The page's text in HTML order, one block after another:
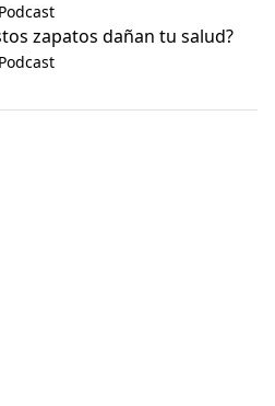
zapatos dañan tu salud?